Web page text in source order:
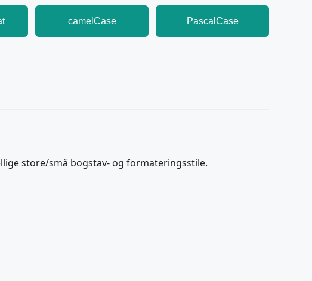
camelCase PascalCase
store/små bogstav- og formateringsstile.